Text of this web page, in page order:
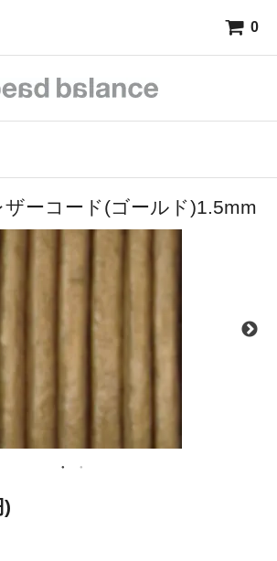
0
ーコード(ゴールド)1.5mm
)